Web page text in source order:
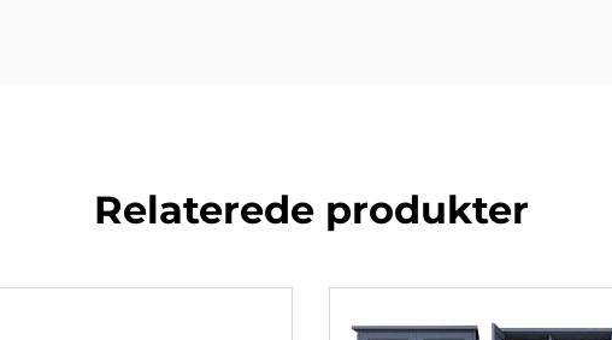
Relaterede produkter